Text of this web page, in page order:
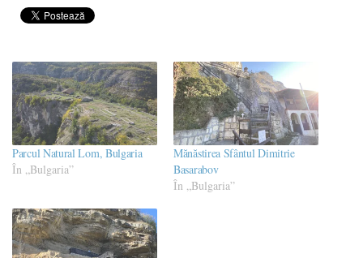
Parcul Natural Lom, Bulgaria
În „Bulgaria”
Mănăstirea Sfântul Dimitrie
Basarabov
În „Bulgaria”